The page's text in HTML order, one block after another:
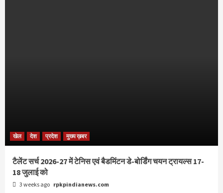
खेल देश प्रदेश मुख्य ख़बर
टैलेंट सर्च 2026-27 में टेनिस एवं बैडमिंटन डे-बोर्डिंग चयन ट्रायल्स 17-
18 जुलाई को
3 weeks ago rpkpindianews.com